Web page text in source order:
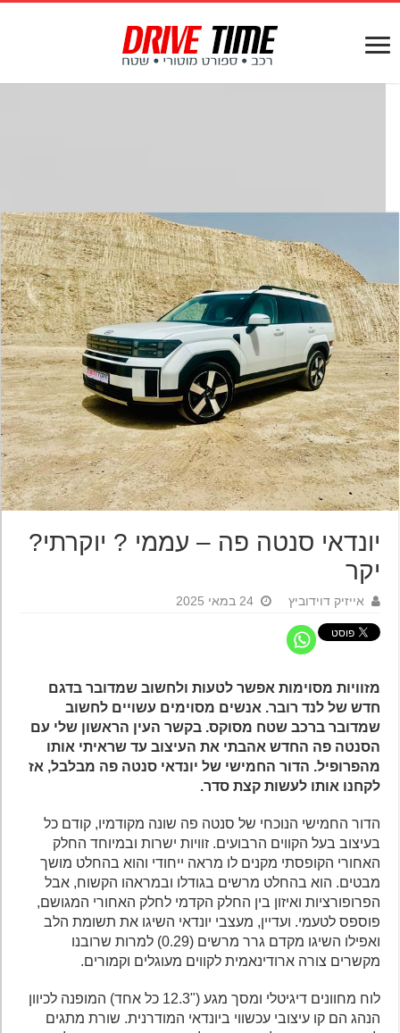
יונדאי סנטה פה – עממי ? יוקרתי?
יקר
אייזיק דוידוביץ 24 במאי 2025
מזוויות מסוימות אפשר לטעות ולחשוב שמדובר בדגם
חדש של לנד רובר. אנשים מסוימים עשויים לחשוב
שמדובר ברכב שטח מסוקס. בקשר העין הראשון שלי עם
הסנטה פה החדש אהבתי את העיצוב עד שראיתי אותו
מהפרופיל. הדור החמישי של יונדאי סנטה פה מבלבל, אז
לקחנו אותו לעשות קצת סדר.
הדור החמישי הנוכחי של סנטה פה שונה מקודמיו, קודם כל
בעיצוב בעל הקווים הרבועים. זוויות ישרות ובמיוחד החלק
האחורי הקופסתי מקנים לו מראה ייחודי והוא בהחלט מושך
מבטים. הוא בהחלט מרשים בגודלו ובמראהו הקשוח, אבל
הפרופורציות ואיזון בין החלק הקדמי לחלק האחורי המגושם,
פוספס לטעמי. ועדיין, מעצבי יונדאי השיגו את תשומת הלב
ואפילו השיגו מקדם גרר מרשים (0.29) למרות שרובנו
מקשרים צורה ארודינאמית לקווים מעוגלים וקמורים.
לוח מחוונים דיגיטלי ומסך מגע ("12.3 כל אחד) המופנה לכיוון
הנהג הם קו עיצובי עכשווי ביונדאי המודרנית. שורת מתגים